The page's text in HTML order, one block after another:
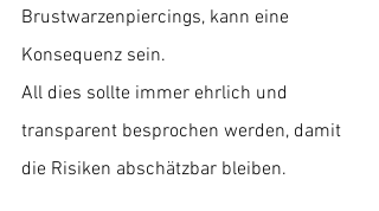
Brustwarzenpiercings, kann eine
Konsequenz sein.
All dies sollte immer ehrlich und
transparent besprochen werden, damit
die Risiken abschätzbar bleiben.